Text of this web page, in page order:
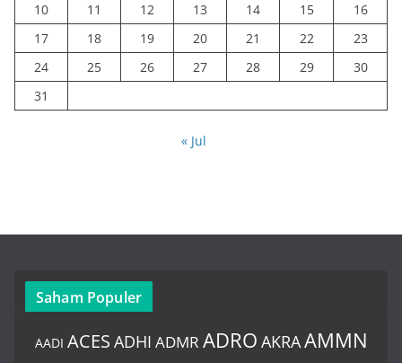
10
11 12 13 14 15
16
17
18 19 20 21 22
23
24
25 26 27 28 29
30
31
« Jul
Saham Populer
AADI ACES ADHI ADMR ADRO AKRAAMMN